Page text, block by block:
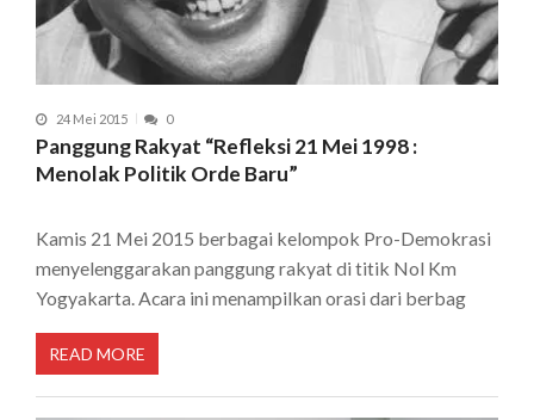
24 Mei 2015 0
Panggung Rakyat “Refleksi 21 Mei 1998 :
Menolak Politik Orde Baru”
Kamis 21 Mei 2015 berbagai kelompok Pro-Demokrasi
menyelenggarakan panggung rakyat di titik Nol Km
Yogyakarta. Acara ini menampilkan orasi dari berbag
READ MORE